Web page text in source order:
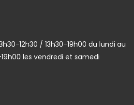
12h30 / 13h30-19h00 du lundi au
les vendredi et samedi